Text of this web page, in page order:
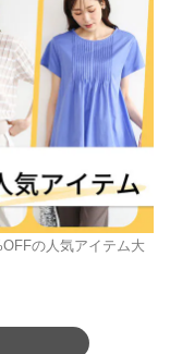
の人気アイテム大